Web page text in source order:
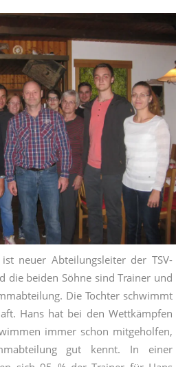
neuer Abteilungsleiter der TSV-
die beiden Söhne sind Trainer und
Die Tochter schwimmt
Hans hat bei den Wettkämpfen
immer schon mitgeholfen,
gut kennt. In einer